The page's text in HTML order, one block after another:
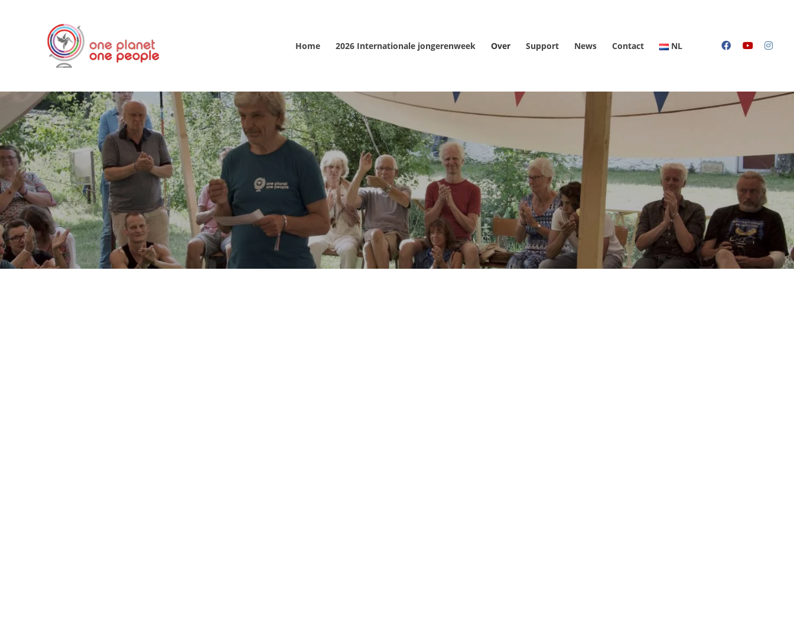
Home 2026 Internationale jongerenweek Over Support News Contact NL